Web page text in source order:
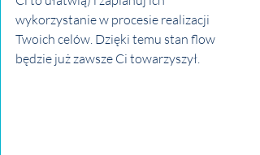
wykorzystanie w procesie realizacji
Twoich celów. Dzięki temu stan flow
będzie już zawsze Ci towarzyszył.